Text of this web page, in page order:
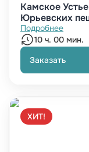
Камское
Юрьевских
Подробнее
10 ч. 00 мин.
Заказать
ХИТ!